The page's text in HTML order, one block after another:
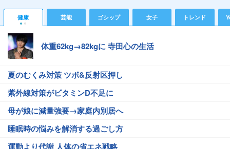
健康 芸能 ゴシップ 女子 トレンド
体重62kg→82kgに 寺田心の生活
夏のむくみ対策 ツボ&反射区押し
紫外線対策がビタミンD不足に
母が娘に減量強要→家庭内別居へ
睡眠時の悩みを解消する過ごし方
運動より代謝 人体の省エネ戦略